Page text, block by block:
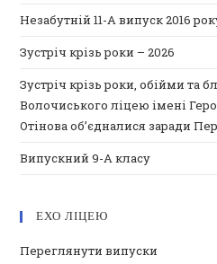
Незабутній 11-А випуск 2016
Зустріч крізь роки – 2026
Зустріч крізь роки, обійми та
Волочиського ліцею імені
Отінова об’єдналися заради
Випускний 9-А класу
ЕХО ЛІЦЕЮ
Переглянути випуски